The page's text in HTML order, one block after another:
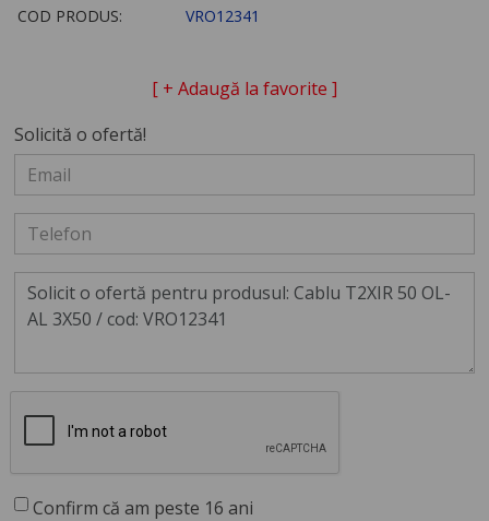
COD PRODUS:
VRO12341
[ + Adaugă la favorite ]
Solicită o ofertă!
Confirm că am peste 16 ani